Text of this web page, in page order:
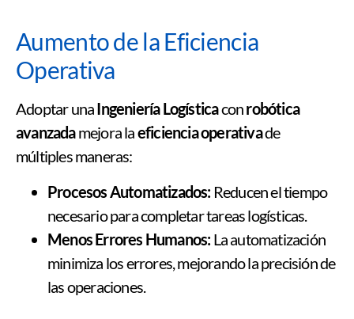
Aumento de la Eficiencia
Operativa
Adoptar unaIngeniería Logísticaconrobótica
avanzadamejora laeficiencia operativade
múltiples maneras:
Procesos Automatizados:Reducen el tiempo
necesario para completar tareas logísticas.
Menos Errores Humanos:La automatización
minimiza los errores, mejorando la precisión de
las operaciones.